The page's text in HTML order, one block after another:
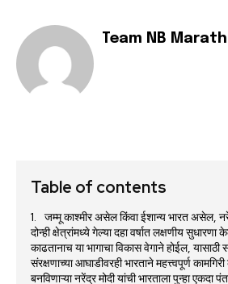
Team NB
Table of contents
जम्मू काश्मीर असेल किंवा ईशान्य भारत असेल,
दोन्ही क्षेत्रांमध्ये गेल्या दहा वर्षात लक्षणीय
काढतानाच या भागाचा विकास वेगाने होईल,
संरक्षणाच्या आघाडीवरही भारताने महत्त्वपूर्ण
बनविणाऱ्या नरेंद्र मोदी यांची भारताला पुन्हा